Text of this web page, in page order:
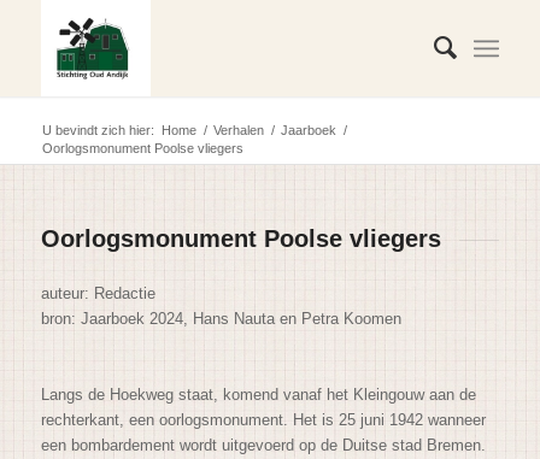
U bevindt zich hier: Home / Verhalen / Jaarboek /
Oorlogsmonument Poolse vliegers
Oorlogsmonument Poolse vliegers
auteur: Redactie
bron: Jaarboek 2024, Hans Nauta en Petra Koomen
Langs de Hoekweg staat, komend vanaf het Kleingouw aan de
rechterkant, een oorlogsmonument. Het is 25 juni 1942 wanneer
een bombardement wordt uitgevoerd op de Duitse stad Bremen.